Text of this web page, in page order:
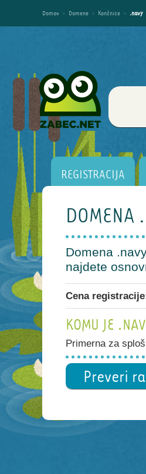
Domov › Domene › Končnice › .navy
REGISTRACIJA
DOMENA
Domena
najdete
Cena
KOMU JE
Primerna za
Preveri